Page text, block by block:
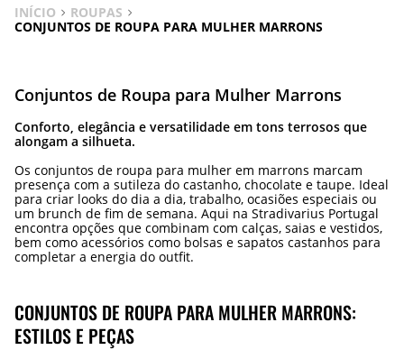
INÍCIO
ROUPAS
CONJUNTOS DE ROUPA PARA MULHER MARRONS
Conjuntos de Roupa para Mulher Marrons
Conforto, elegância e versatilidade em tons terrosos que
alongam a silhueta.
Os conjuntos de roupa para mulher em marrons marcam
presença com a sutileza do castanho, chocolate e taupe. Ideal
para criar looks do dia a dia, trabalho, ocasiões especiais ou
um brunch de fim de semana. Aqui na Stradivarius Portugal
encontra opções que combinam com calças, saias e vestidos,
bem como acessórios como bolsas e sapatos castanhos para
completar a energia do outfit.
CONJUNTOS DE ROUPA PARA MULHER MARRONS:
ESTILOS E PEÇAS